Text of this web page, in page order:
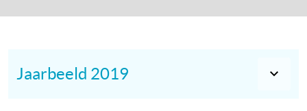
Jaarbeeld 2019